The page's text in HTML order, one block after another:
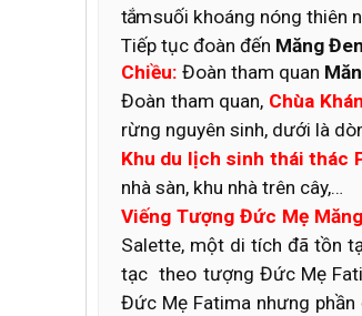
tắmsuối khoáng nóng thiên
Tiếp tục đoàn đến Măng Đen
Chiều: Đoàn tham quan
Đoàn tham quan, Chùa
rừng nguyên sinh, dưới là
Khu du lịch sinh thái thác
nhà sàn, khu nhà trên cây,…
Viếng Tượng Đức Mẹ
Salette, một di tích đã tồn
tạc theo tượng Đức Mẹ
Đức Mẹ Fatima nhưng phần